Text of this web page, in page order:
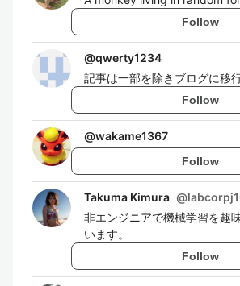
Follow
@qwerty1234
記事は一部を除きブログに移
Follow
@wakame1367
Follow
Takuma Kimura @
非エンジニアで機械学習を趣
います。
Follow